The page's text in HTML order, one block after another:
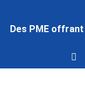
Des PME